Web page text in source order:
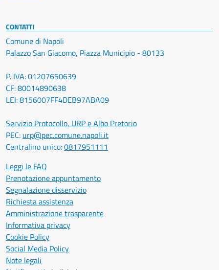
CONTATTI
Comune di Napoli
Palazzo San Giacomo, Piazza Municipio - 80133
P. IVA: 01207650639
CF: 80014890638
LEI: 8156007FF4DEB97ABA09
Servizio Protocollo, URP e Albo Pretorio
PEC: urp@pec.comune.napoli.it
Centralino unico:0817951111
Leggi le FAQ
Prenotazione appuntamento
Segnalazione disservizio
Richiesta assistenza
Amministrazione trasparente
Informativa privacy
Cookie Policy
Social Media Policy
Note legali